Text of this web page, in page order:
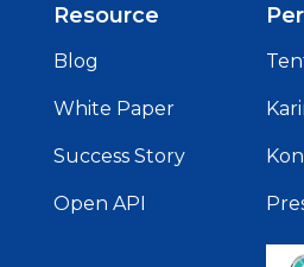
Resource
Blog
White Paper
Success Story
Open API